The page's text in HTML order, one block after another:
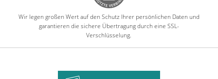
Wir legen großen Wert auf den Schutz Ihrer persönlichen Daten und
garantieren die sichere Übertragung durch eine SSL-
Verschlüsselung.